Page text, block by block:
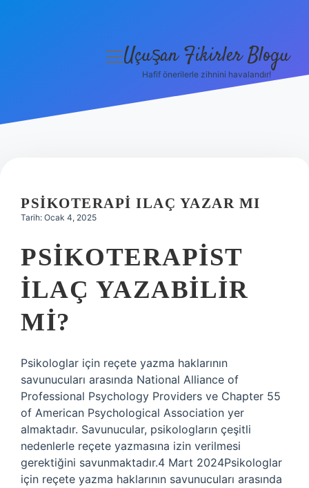
Hakkımızda
menüyü
Uçuşan Fikirler Blogu
Hafif önerilerle zihnini havalandır!
PSIKOTERAPI ILAÇ YAZAR MI
Tarih: Ocak 4, 2025
PSIKOTERAPIST
ILAÇ YAZABILIR
MI?
Psikologlar için reçete yazma haklarının
savunucuları arasında National Alliance of
Professional Psychology Providers ve Chapter 55
of American Psychological Association yer
almaktadır. Savunucular, psikologların çeşitli
nedenlerle reçete yazmasına izin verilmesi
gerektiğini savunmaktadır.4 Mart 2024Psikologlar
için reçete yazma haklarının savunucuları arasında